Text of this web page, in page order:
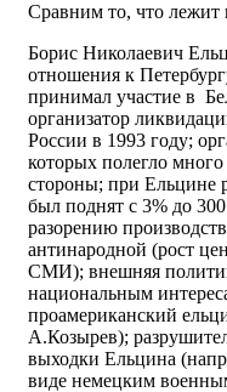
Сравним то, что лежит
Борис Николаевич
отношения к
принимал участие в
организатор
России в 1993 году;
которых полегло
стороны; при Ельцине
был поднят с 3% до
разорению
антинародной (рост
СМИ); внешняя
национальным
проамериканский
А.Козырев);
выходки Ельцина
виде немецким